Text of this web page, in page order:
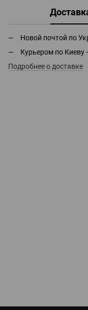
Новой почтой по
Курьером по Киеву
Подробнее о доставке